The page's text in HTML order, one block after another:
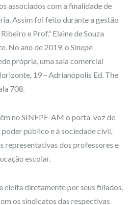
associados com a finalidade de
Assim foi feito durante a gestão
e Prof.ª Elaine de Souza
No ano de 2019, o Sinepe
própria, uma sala comercial
19 – Adrianópolis Ed. The
708.
no SINEPE-AM o porta-voz de
público e à sociedade civil,
representativas dos professores e
escolar.
eleita diretamente por seus filiados,
os sindicatos das respectivas